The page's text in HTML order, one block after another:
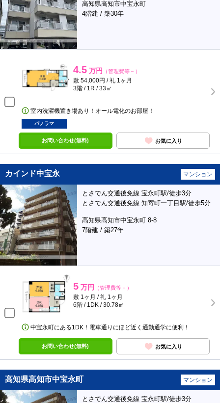
高知県高知市中宝永町
4階建 / 築30年
4.5 万円 （管理費等－）
敷 54,000円 / 礼 1ヶ月
3階 / 1R / 33㎡
室内洗濯機置き場あり！オール電化のお部屋！
パノラマ
お問い合わせ(無料) お気に入り
カインド中宝永 マンション
とさでん交通後免線 宝永町駅/徒歩3分
とさでん交通後免線 知寄町一丁目駅/徒歩5分
高知県高知市中宝永町 8-8
7階建 / 築27年
5 万円 （管理費等－）
敷 1ヶ月 / 礼 1ヶ月
6階 / 1DK / 30.78㎡
中宝永町にある1DK！電車通りにほど近く通勤通学に便利！
お問い合わせ(無料) お気に入り
高知県高知市中宝永町 マンション
とさでん交通後免線 宝永町駅/徒歩3分